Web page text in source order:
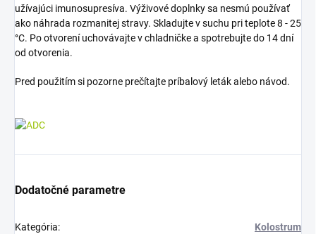
užívajúci imunosupresíva. Výživové doplnky sa nesmú používať
ako náhrada rozmanitej stravy. Skladujte v suchu pri teplote 8 - 25
°C. Po otvorení uchovávajte v chladničke a spotrebujte do 14 dní
od otvorenia.
Pred použitím si pozorne prečítajte príbalový leták alebo návod.
Dodatočné parametre
Kategória: Kolostrum